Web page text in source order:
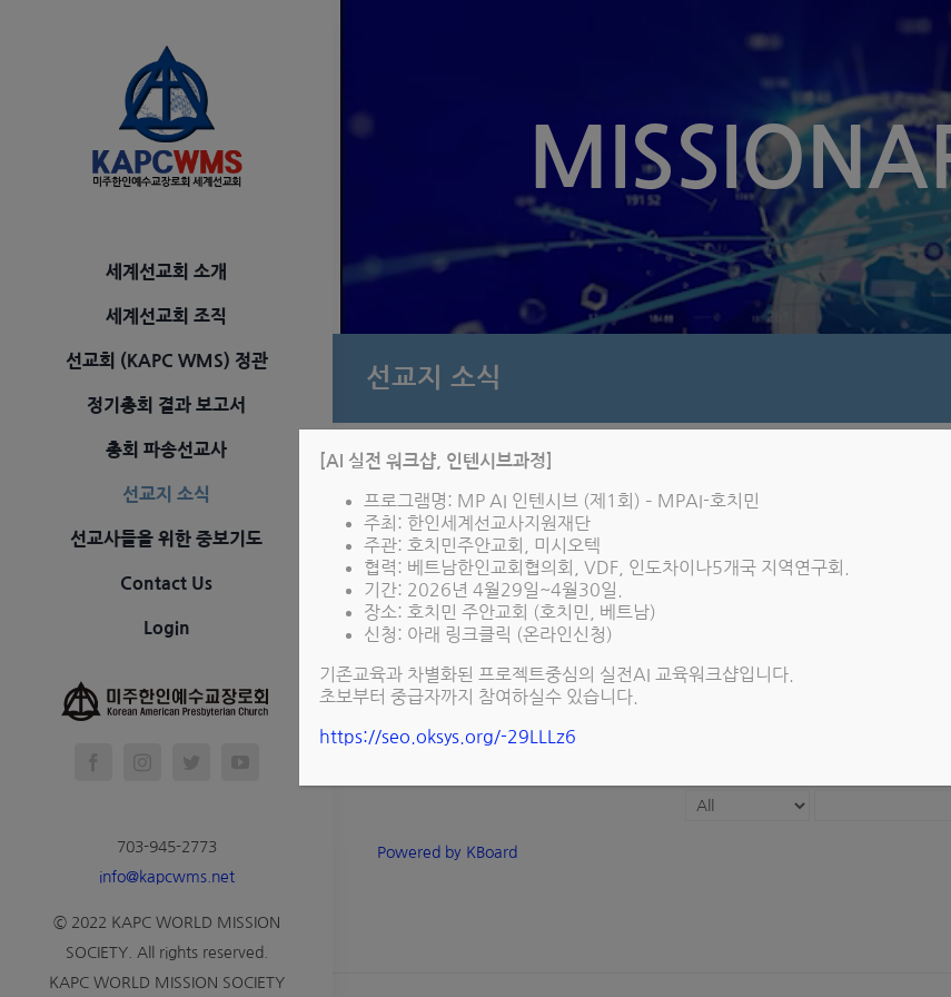
세계선교회 소개
세계선교회 조직
선교회 (KAPC WMS) 정관
정기총회 결과 보고서
총회 파송선교사
선교지 소식
선교사들을 위한 중보기도
Contact Us
Login
703-945-2773
info@kapcwms.net
© 2022 KAPC WORLD MISSION
SOCIETY. All rights reserved.
KAPC WORLD MISSION SOCIETY
선교지 소식
Total 75
All 북미 중미 남미 아시아 중동 아프리카
Number
Notice 미주한인예수교장로회 세계선교회 KAPCWMS와 MOU 체결
Powered by KBoard
[AI 실전 워크샵, 인텐시브과정]
프로그램명: MP AI 인텐시브 (제1회) – MPAI-호치민
주최: 한인세계선교사지원재단
주관: 호치민주안교회, 미시오텍
협력: 베트남한인교회협의회, VDF, 인도차이나5개국 지역연구회.
기간: 2026년 4월29일~4월30일.
장소: 호치민 주안교회 (호치민, 베트남)
신청: 아래 링크클릭 (온라인신청)
기존교육과 차별화된 프로젝트중심의 실전AI 교육워크샵입니다.
초보부터 중급자까지 참여하실수 있습니다.
https://seo.oksys.org/-29LLLz6